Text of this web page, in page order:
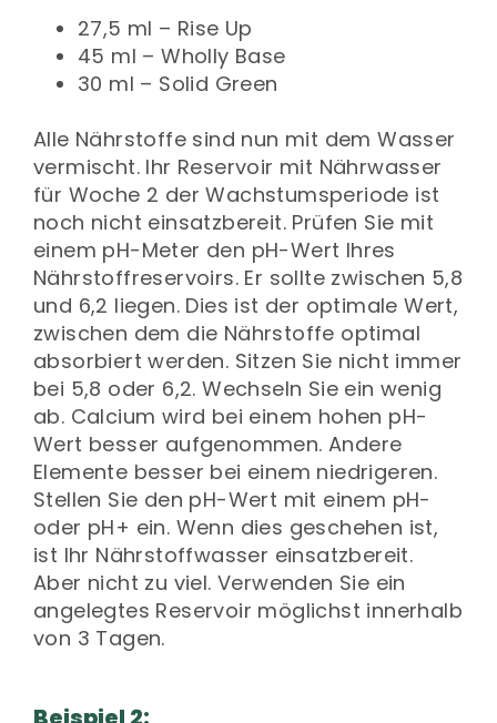
27,5 ml – Rise Up
45 ml – Wholly Base
30 ml – Solid Green
Alle Nährstoffe sind nun mit dem Wasser
vermischt. Ihr Reservoir mit Nährwasser
für Woche 2 der Wachstumsperiode ist
noch nicht einsatzbereit. Prüfen Sie mit
einem pH-Meter den pH-Wert Ihres
Nährstoffreservoirs. Er sollte zwischen 5,8
und 6,2 liegen. Dies ist der optimale Wert,
zwischen dem die Nährstoffe optimal
absorbiert werden. Sitzen Sie nicht immer
bei 5,8 oder 6,2. Wechseln Sie ein wenig
ab. Calcium wird bei einem hohen pH-
Wert besser aufgenommen. Andere
Elemente besser bei einem niedrigeren.
Stellen Sie den pH-Wert mit einem pH-
oder pH+ ein. Wenn dies geschehen ist,
ist Ihr Nährstoffwasser einsatzbereit.
Aber nicht zu viel. Verwenden Sie ein
angelegtes Reservoir möglichst innerhalb
von 3 Tagen.